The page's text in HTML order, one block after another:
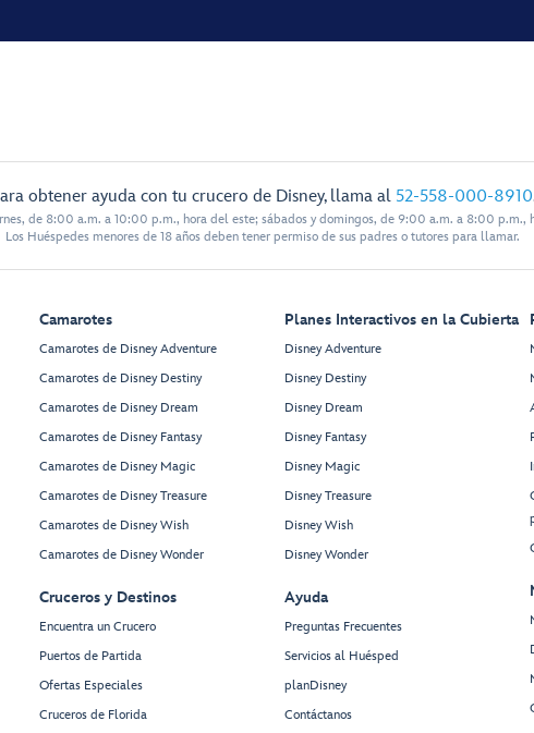
obtener ayuda con tu crucero de Disney, llama al 52-558-000-8910
de 8:00 a.m. a 10:00 p.m., hora del este; sábados y domingos, de 9:00 a.m. a 8:00 p.m.,
Los Huéspedes menores de 18 años deben tener permiso de sus padres o tutores para llamar.
Camarotes
Camarotes de Disney Adventure
Camarotes de Disney Destiny
Camarotes de Disney Dream
Camarotes de Disney Fantasy
Camarotes de Disney Magic
Camarotes de Disney Treasure
Camarotes de Disney Wish
Camarotes de Disney Wonder
Cruceros y Destinos
Encuentra un Crucero
Puertos de Partida
Ofertas Especiales
Cruceros de Florida
Planes Interactivos en la Cubierta
Disney Adventure
Disney Destiny
Disney Dream
Disney Fantasy
Disney Magic
Disney Treasure
Disney Wish
Disney Wonder
Ayuda
Preguntas Frecuentes
Servicios al Huésped
planDisney
Contáctanos